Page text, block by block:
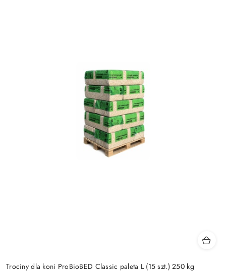
Trociny dla koni ProBioBED Classic paleta L (15 szt.) 250 kg